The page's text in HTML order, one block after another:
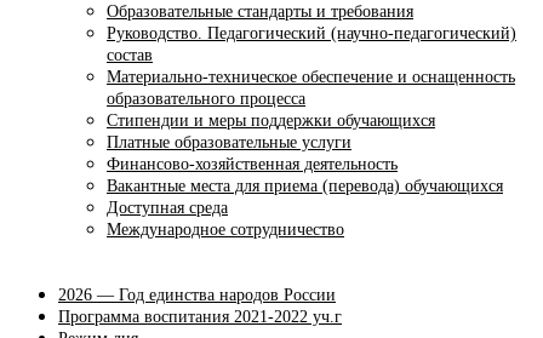
Образовательные стандарты и требования
Руководство. Педагогический (научно-педагогический)
состав
Материально-техническое обеспечение и оснащенность
образовательного процесса
Стипендии и меры поддержки обучающихся
Платные образовательные услуги
Финансово-хозяйственная деятельность
Вакантные места для приема (перевода) обучающихся
Доступная среда
Международное сотрудничество
2026 — Год единства народов России
Программа воспитания 2021-2022 уч.г